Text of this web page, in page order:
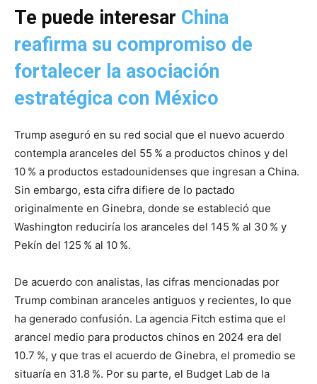
Te puede interesar China
reafirma su compromiso de
fortalecer la asociación
estratégica con México
Trump aseguró en su red social que el nuevo acuerdo
contempla aranceles del 55 % a productos chinos y del
10 % a productos estadounidenses que ingresan a China.
Sin embargo, esta cifra difiere de lo pactado
originalmente en Ginebra, donde se estableció que
Washington reduciría los aranceles del 145 % al 30 % y
Pekín del 125 % al 10 %.
De acuerdo con analistas, las cifras mencionadas por
Trump combinan aranceles antiguos y recientes, lo que
ha generado confusión. La agencia Fitch estima que el
arancel medio para productos chinos en 2024 era del
10.7 %, y que tras el acuerdo de Ginebra, el promedio se
situaría en 31.8 %. Por su parte, el Budget Lab de la